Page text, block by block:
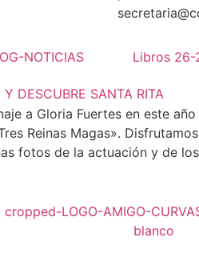
NOTICIAS Libros 26-
Y DESCUBRE SANTA RITA
a Gloria Fuertes en este año
Reinas Magas».
fotos de la actuación y de